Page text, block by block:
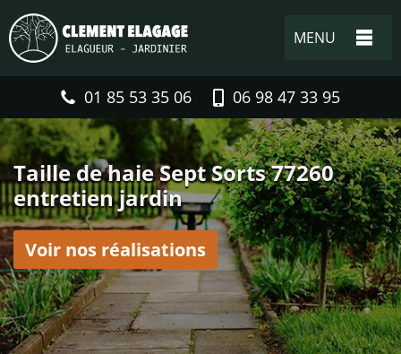
MENU
01 85 53 35 06 06 98 47 33 95
Taille de haie Sept Sorts 77260
entretien jardin
Voir nos réalisations